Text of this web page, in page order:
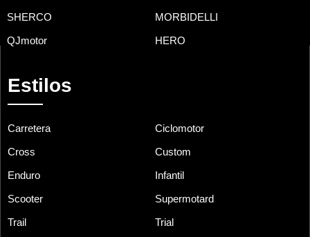
SHERCO MORBIDELLI
QJmotor HERO
Estilos
Carretera Ciclomotor
Cross Custom
Enduro Infantil
Scooter Supermotard
Trail Trial